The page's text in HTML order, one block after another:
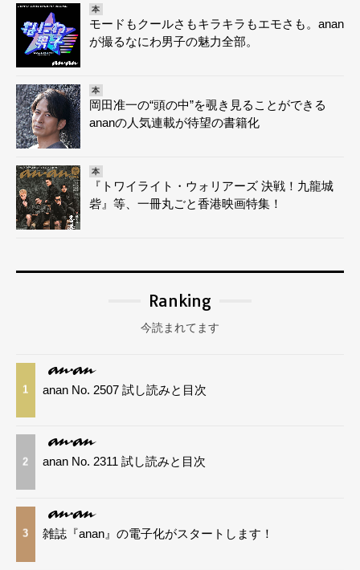
本
モードもクールさもキラキラもエモさも。anan
が撮るなにわ男子の魅力全部。
本
岡田准一の“頭の中”を覗き見ることができる
ananの人気連載が待望の書籍化
本
『トワイライト・ウォリアーズ 決戦！九龍城
砦』等、一冊丸ごと香港映画特集！
Ranking
今読まれてます
1 anan No. 2507 試し読みと目次
2 anan No. 2311 試し読みと目次
3 雑誌『anan』の電子化がスタートします！